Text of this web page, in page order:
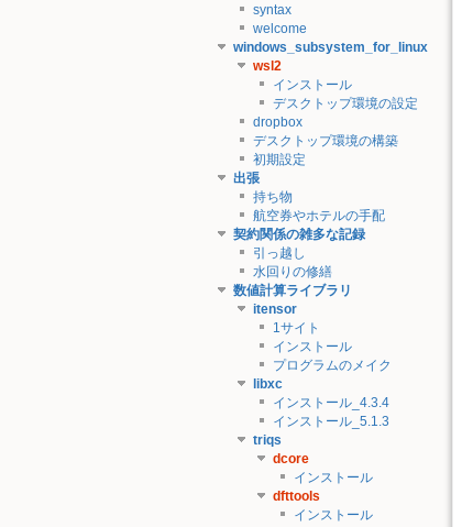
syntax
welcome
windows_subsystem_for_linux
wsl2
インストール
デスクトップ環境の設定
dropbox
デスクトップ環境の構築
初期設定
出張
持ち物
航空券やホテルの手配
契約関係の雑多な記録
引っ越し
水回りの修繕
数値計算ライブラリ
itensor
1サイト
インストール
プログラムのメイク
libxc
インストール_4.3.4
インストール_5.1.3
triqs
dcore
インストール
dfttools
インストール